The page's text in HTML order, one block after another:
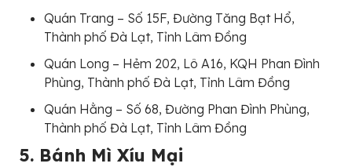
Quán Trang – Số 15F, Đường Tăng Bạt Hổ,
Thành phố Đà Lạt, Tỉnh Lâm Đồng
Quán Long – Hẻm 202, Lô A16, KQH Phan Đình
Phùng, Thành phố Đà Lạt, Tỉnh Lâm Đồng
Quán Hằng – Số 68, Đường Phan Đình Phùng,
Thành phố Đà Lạt, Tỉnh Lâm Đồng
5. Bánh Mì Xíu Mại